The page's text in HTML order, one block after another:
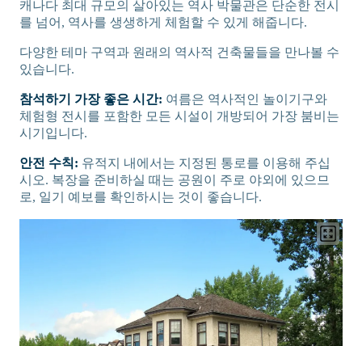
캐나다 최대 규모의 살아있는 역사 박물관은 단순한 전시
를 넘어, 역사를 생생하게 체험할 수 있게 해줍니다.
다양한 테마 구역과 원래의 역사적 건축물들을 만나볼 수
있습니다.
참석하기 가장 좋은 시간: 여름은 역사적인 놀이기구와
체험형 전시를 포함한 모든 시설이 개방되어 가장 붐비는
시기입니다.
안전 수칙: 유적지 내에서는 지정된 통로를 이용해 주십
시오. 복장을 준비하실 때는 공원이 주로 야외에 있으므
로, 일기 예보를 확인하시는 것이 좋습니다.